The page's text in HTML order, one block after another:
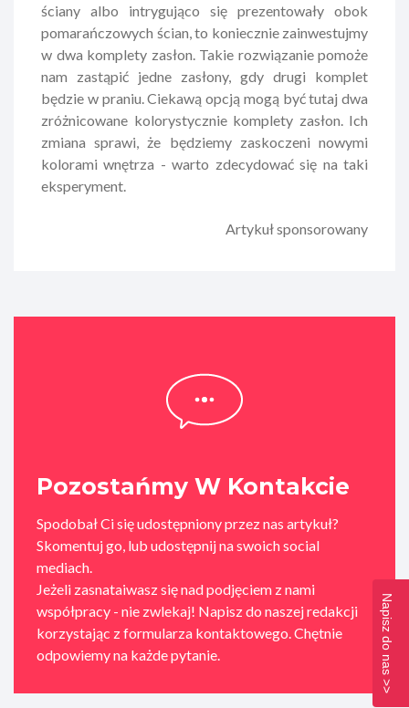
ściany albo intrygująco się prezentowały obok
pomarańczowych ścian, to koniecznie zainwestujmy
w dwa komplety zasłon. Takie rozwiązanie pomoże
nam zastąpić jedne zasłony, gdy drugi komplet
będzie w praniu. Ciekawą opcją mogą być tutaj dwa
zróżnicowane kolorystycznie komplety zasłon. Ich
zmiana sprawi, że będziemy zaskoczeni nowymi
kolorami wnętrza - warto zdecydować się na taki
eksperyment.
Artykuł sponsorowany
Pozostańmy W Kontakcie
Spodobał Ci się udostępniony przez nas artykuł?
Skomentuj go, lub udostępnij na swoich social
mediach.
Jeżeli zasnataiwasz się nad podjęciem z nami
współpracy - nie zwlekaj! Napisz do naszej redakcji
korzystając z formularza kontaktowego. Chętnie
odpowiemy na każde pytanie.
Napisz do nas >>